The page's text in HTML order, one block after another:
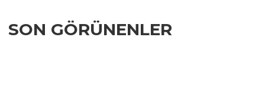
SON GÖRÜNENLER